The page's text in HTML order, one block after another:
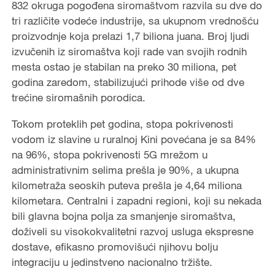
832 okruga pogođena siromaštvom razvila su dve do
tri različite vodeće industrije, sa ukupnom vrednošću
proizvodnje koja prelazi 1,7 biliona juana. Broj ljudi
izvučenih iz siromaštva koji rade van svojih rodnih
mesta ostao je stabilan na preko 30 miliona, pet
godina zaredom, stabilizujući prihode više od dve
trećine siromašnih porodica.
Tokom proteklih pet godina, stopa pokrivenosti
vodom iz slavine u ruralnoj Kini povećana je sa 84%
na 96%, stopa pokrivenosti 5G mrežom u
administrativnim selima prešla je 90%, a ukupna
kilometraža seoskih puteva prešla je 4,64 miliona
kilometara. Centralni i zapadni regioni, koji su nekada
bili glavna bojna polja za smanjenje siromaštva,
doživeli su visokokvalitetni razvoj usluga ekspresne
dostave, efikasno promovišući njihovu bolju
integraciju u jedinstveno nacionalno tržište.